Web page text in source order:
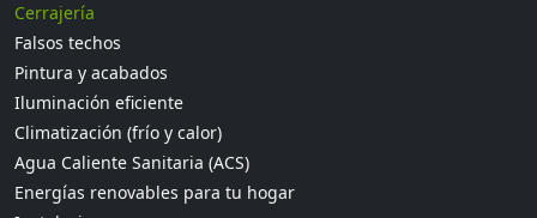
Cerrajería
Falsos techos
Pintura y acabados
Iluminación eficiente
Climatización (frío y calor)
Agua Caliente Sanitaria (ACS)
Energías renovables para tu hogar